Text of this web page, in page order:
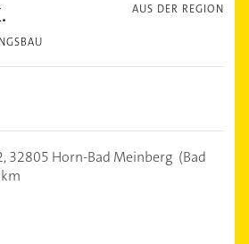
AUS DER REGION
32805 Horn-Bad Meinberg (Bad